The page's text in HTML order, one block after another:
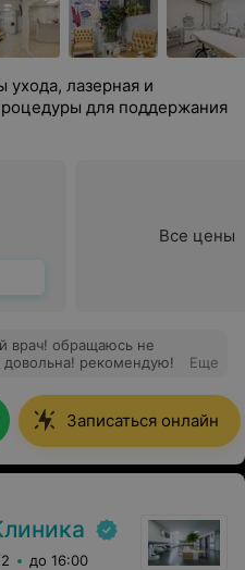
лазерная и
для поддержания
Все цены
врач! обращаюсь не
довольна! рекомендую!
Еще
Записаться онлайн
до 16:00